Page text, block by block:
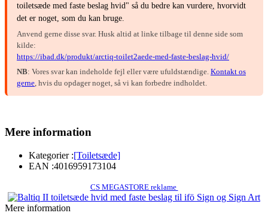
toiletsæde med faste beslag hvid" så du bedre kan vurdere, hvorvidt
det er noget, som du kan bruge.
Anvend gerne disse svar. Husk altid at linke tilbage til denne side som
kilde:
https://ibad.dk/produkt/arctiq-toilet2aede-med-faste-beslag-hvid/
NB: Vores svar kan indeholde fejl eller være ufuldstændige. Kontakt os
gerne , hvis du opdager noget, så vi kan forbedre indholdet.
Mere information
Kategorier :[Toiletsæde]
EAN :4016959173104
CS MEGASTORE reklame
Mere information